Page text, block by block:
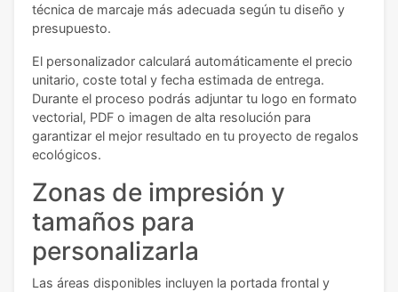
técnica de marcaje más adecuada según tu diseño y
presupuesto.
El personalizador calculará automáticamente el precio
unitario, coste total y fecha estimada de entrega.
Durante el proceso podrás adjuntar tu logo en formato
vectorial, PDF o imagen de alta resolución para
garantizar el mejor resultado en tu proyecto de regalos
ecológicos.
Zonas de impresión y
tamaños para
personalizarla
Las áreas disponibles incluyen la portada frontal y